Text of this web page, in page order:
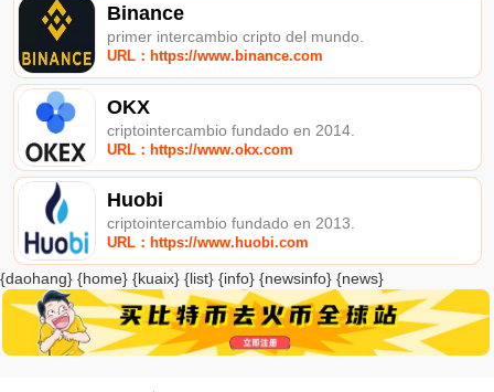
Binance
primer intercambio cripto del mundo.
URL：https://www.binance.com
OKX
criptointercambio fundado en 2014.
URL：https://www.okx.com
Huobi
criptointercambio fundado en 2013.
URL：https://www.huobi.com
{daohang} {home} {kuaix} {list} {info} {newsinfo} {news}